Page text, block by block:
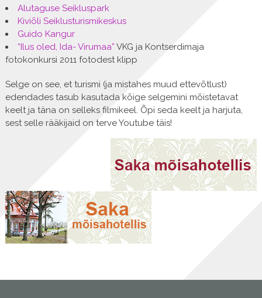
Alutaguse Seikluspark
Kiviõli Seiklusturismikeskus
Guido Kangur
“Ilus oled, Ida- Virumaa” VKG ja Kontserdimaja
fotokonkursi 2011 fotodest klipp
Selge on see, et turismi (ja mistahes muud ettevõtlust)
edendades tasub kasutada kõige selgemini mõistetavat
keelt ja täna on selleks filmikeel. Õpi seda keelt ja harjuta,
sest selle rääkijaid on terve Youtube täis!